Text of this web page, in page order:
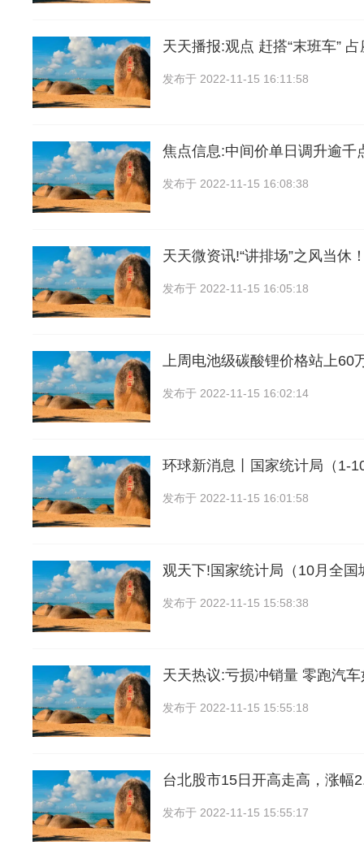
天天播报:观点 赶搭“末班车” 占
发布于 2022-11-15 16:11:58
焦点信息:中间价单日调升逾千
发布于 2022-11-15 16:08:38
天天微资讯!“讲排场”之风当休
发布于 2022-11-15 16:05:18
上周电池级碳酸锂价格站上60
发布于 2022-11-15 16:02:14
环球新消息丨国家统计局（1-
发布于 2022-11-15 16:01:58
观天下!国家统计局（10月全国
发布于 2022-11-15 15:58:38
天天热议:亏损冲销量 零跑汽车
发布于 2022-11-15 15:55:18
台北股市15日开高走高，涨幅
发布于 2022-11-15 15:55:17